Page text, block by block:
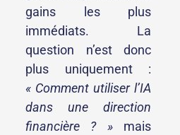
gains les plus
immédiats. La
question n’est donc
plus uniquement :
« Comment utiliser l’IA
dans une direction
financière ? »mais